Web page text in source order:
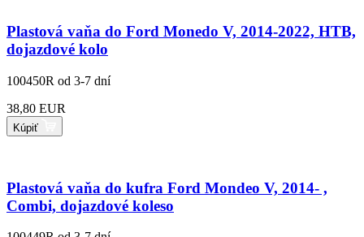
Plastová vaňa do Ford Monedo V, 2014-2022, HTB,
dojazdové kolo
100450R od 3-7 dní
38,80 EUR
Kúpiť
Plastová vaňa do kufra Ford Mondeo V, 2014- ,
Combi, dojazdové koleso